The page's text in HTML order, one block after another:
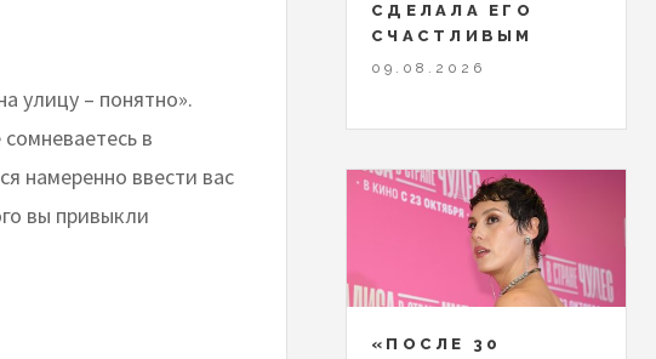
улицу – понятно».
в
намеренно ввести вас
вы привыкли
СДЕЛАЛА ЕГО
СЧАСТЛИВЫМ
09.08.2026
«ПОСЛЕ 30